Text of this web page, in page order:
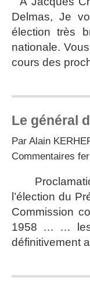
Delmas, Je
élection très
nationale.
cours des
Le général
Par Alain
Commentaires
l’élection du
Commission
1958 … … les
définitivement